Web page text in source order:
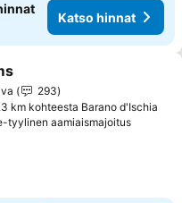
Katso hinnat
suosikkeihin
293
km kohteesta Barano d'Ischia
tyylinen aamiaismajoitusKatso